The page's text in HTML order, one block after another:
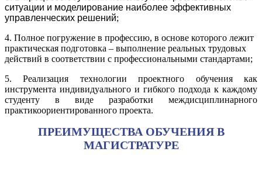
ситуации и моделирование наиболее эффективных
управленческих решений;
4. Полное погружение в профессию, в основе которого лежит
практическая подготовка – выполнение реальных трудовых
действий в соответствии с профессиональными стандартами;
5. Реализация технологии проектного обучения как
инструмента индивидуального и гибкого подхода к каждому
студенту в виде разработки междисциплинарного
практикоориентированного проекта.
ПРЕИМУЩЕСТВА ОБУЧЕНИЯ В
МАГИСТРАТУРЕ